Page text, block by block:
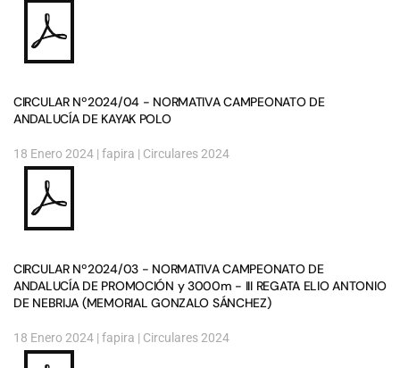
CIRCULAR Nº2024/04 - NORMATIVA CAMPEONATO DE
ANDALUCÍA DE KAYAK POLO
18 Enero 2024 | fapira | Circulares 2024
CIRCULAR Nº2024/03 - NORMATIVA CAMPEONATO DE
ANDALUCÍA DE PROMOCIÓN y 3000m - III REGATA ELIO ANTONIO
DE NEBRIJA (MEMORIAL GONZALO SÁNCHEZ)
18 Enero 2024 | fapira | Circulares 2024